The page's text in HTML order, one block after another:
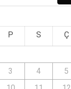
P S Ç
3
4 5